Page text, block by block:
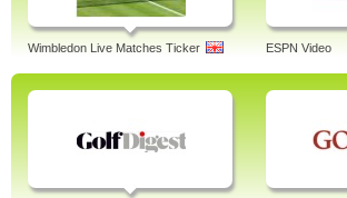
Wimbledon Live Matches Ticker ESPN Video